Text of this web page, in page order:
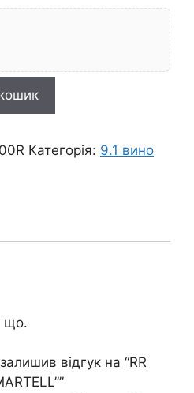
Категорія: 9.1 вино
що.
відгук на “RR